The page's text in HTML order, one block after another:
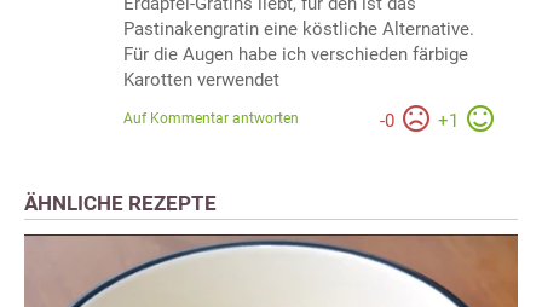
Pastinakengratin eine köstliche Alternative.
Für die Augen habe ich verschieden färbige
Karotten verwendet
-0 +1
Auf Kommentar antworten
ÄHNLICHE REZEPTE